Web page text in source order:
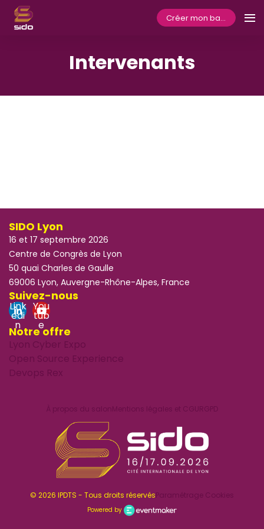
Créer mon badge
Intervenants
SIDO Lyon
16 et 17 septembre 2026
Centre de Congrès de Lyon
50 quai Charles de Gaulle
69006 Lyon, Auvergne-Rhône-Alpes, France
Suivez-nous
Link
edi
n
You
tub
e
Notre offre
Lyon Cyber Expo
Open Source Experience
Devops Rex
À propos du salonMentions légales et CGURGPD
© 2026 IPDTS - Tous droits réservésParamétrage Cookies
Powered by